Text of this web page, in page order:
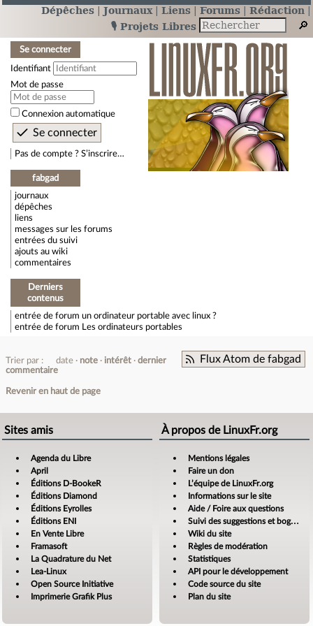
Dépêches Journaux Liens Forums
Rédaction
🎙️ Projets Libres
Se connecter
Identifiant
Mot de passe
Connexion automatique
Pas de compte ? S’inscrire…
fabgad
journaux
dépêches
liens
messages sur les forums
entrées du suivi
ajouts au wiki
commentaires
Derniers
contenus
entrée de forum un ordinateur portable avec linux ?
entrée de forum
Les ordinateurs portables
Flux Atom de fabgad
Trier par : date note intérêt
dernier
commentaire
Revenir en haut de page
Sites amis
Agenda du Libre
April
Éditions D-BookeR
Éditions Diamond
Éditions Eyrolles
Éditions ENI
En Vente Libre
Framasoft
La Quadrature du Net
Lea-Linux
Open Source Initiative
Imprimerie Grafik Plus
À propos de LinuxFr.org
Mentions légales
Faire un don
L’équipe de LinuxFr.org
Informations sur le site
Aide / Foire aux questions
Suivi des suggestions et bogues
Wiki du site
Règles de modération
Statistiques
API pour le développement
Code source du site
Plan du site